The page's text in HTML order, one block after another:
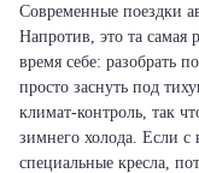
Современные поездки
Напротив, это та самая
время себе: разобрать
просто заснуть под
климат-контроль, так
зимнего холода. Если
специальные кресла,